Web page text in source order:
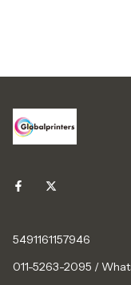
5491161157946
011-5263-2095 /